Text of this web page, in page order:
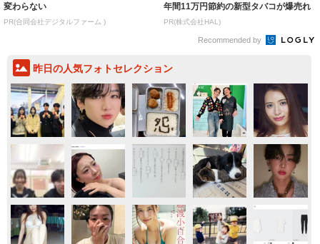
変わらない
PR(合同会社デジタルファーム )
年間11万円節約の新型タバコが爆売れ
PR(株式会社HAL)
Recommended by
昨日の人気フォトセレクション